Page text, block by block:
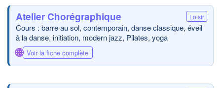
Atelier Chorégraphique Loisir
Cours : barre au sol, contemporain, danse classique, éveil
à la danse, initiation, modern jazz, Pilates, yoga
🌐 Voir la fiche complète